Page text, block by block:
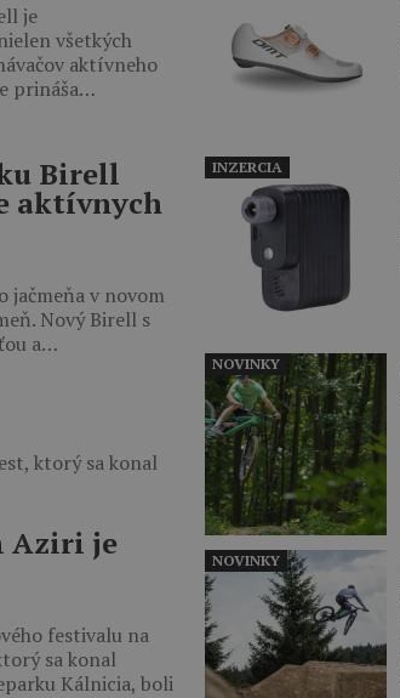
je
všetkých
aktívneho
prináša…
Birell
aktívnych
jačmeňa v novom
Nový Birell s
a…
ktorý sa konal
Aziri je
festivalu na
sa konal
Kálnicia, boli
INZERCIA
NOVINKY
NOVINKY